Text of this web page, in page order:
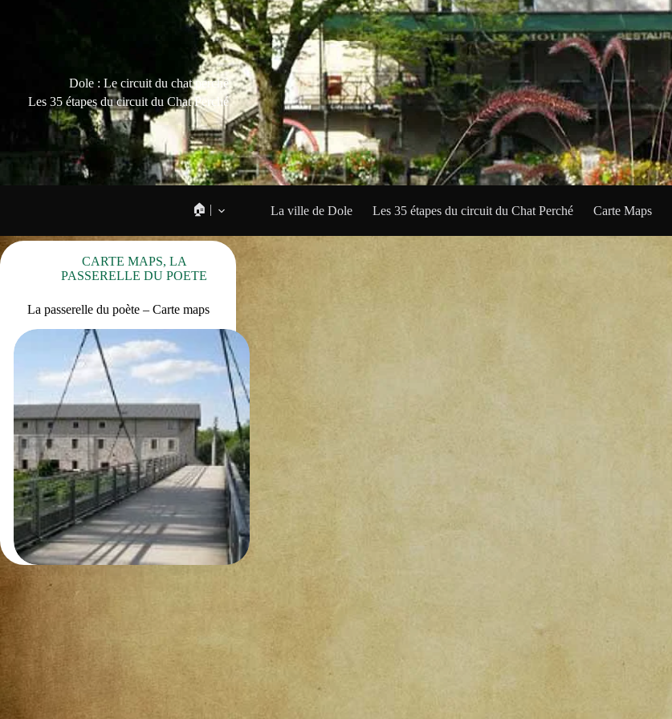
Dole : Le circuit du chat perché
Les 35 étapes du circuit du Chat Perché
🏠 | La ville de Dole Les 35 étapes du circuit du Chat Perché Carte Maps
CARTE MAPS, LA
PASSERELLE DU POETE
La passerelle du poète – Carte maps